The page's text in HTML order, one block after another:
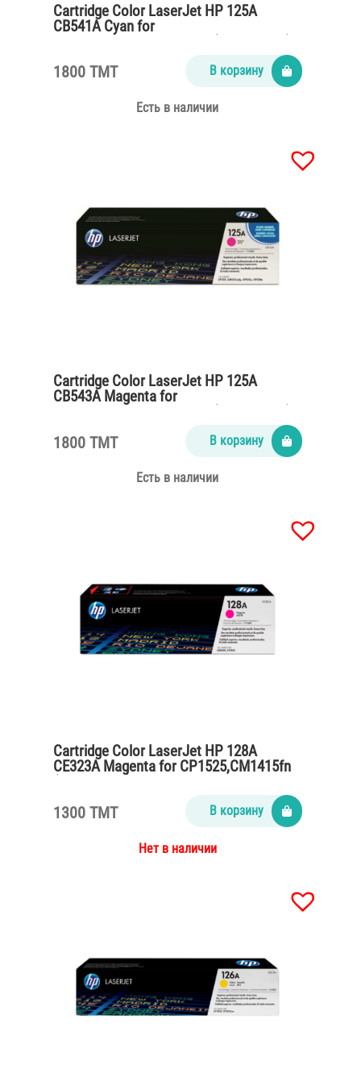
Cartridge Color LaserJet HP 125A
CB541A Cyan for
1800 TMT В корзину
Есть в наличии
Cartridge Color LaserJet HP 125A
CB543A Magenta for
1800 TMT В корзину
Есть в наличии
Cartridge Color LaserJet HP 128A
CE323A Magenta for CP1525,CM1415fn
1300 TMT В корзину
Нет в наличии